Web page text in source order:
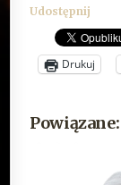
Udostępnij
Drukuj
Powiązane: